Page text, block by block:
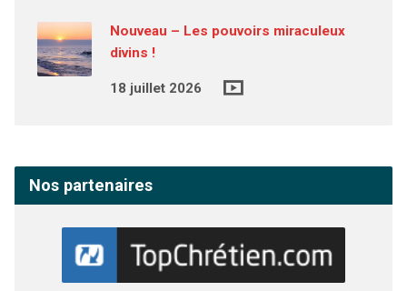
Nouveau – Les pouvoirs miraculeux
divins !
18 juillet 2026
Nos partenaires